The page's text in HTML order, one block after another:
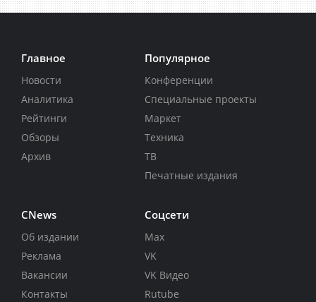
Главное
Новости
Аналитика
Рейтинги
Обзоры
Архив
Популярное
Конференции
Специальные проекты
Маркет
Техника
ТВ
Печатные издания
CNews
Об издании
Реклама
Вакансии
Контакты
Соцсети
Max
VK
VK Видео
Rutube